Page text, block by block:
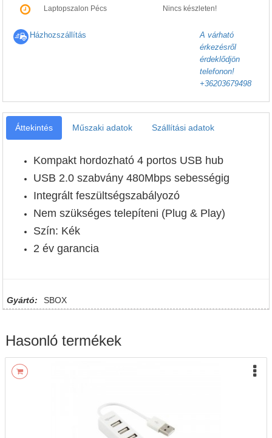
Laptopszalon Pécs Nincs készleten!
Házhozszállítás
A várható
érkezésről
érdeklődjön
telefonon!
+36203679498
Áttekintés Műszaki adatok Szállítási adatok
Kompakt hordozható 4 portos USB hub
USB 2.0 szabvány 480Mbps sebességig
Integrált feszültségszabályozó
Nem szükséges telepíteni (Plug & Play)
Szín: Kék
2 év garancia
Gyártó: SBOX
Hasonló termékek